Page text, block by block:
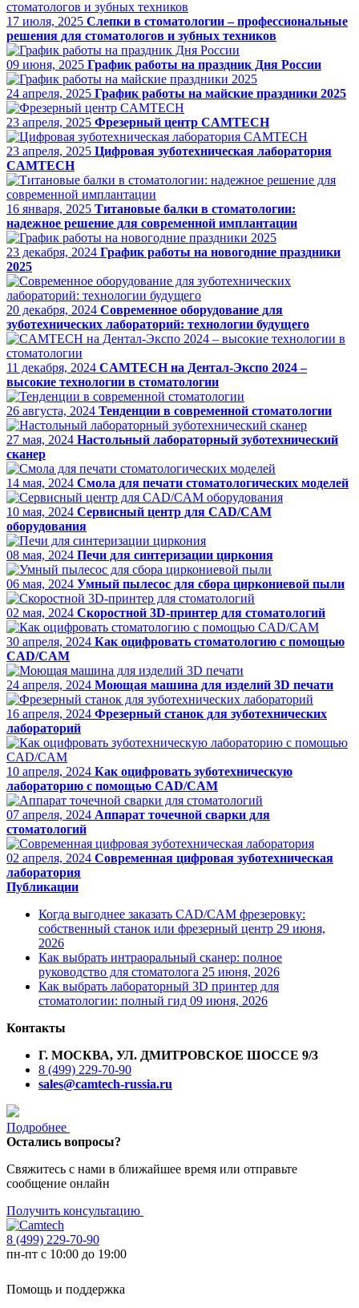
17 июля, 2025 Слепки в стоматологии – профессиональные
решения для стоматологов и зубных техников
09 июня, 2025 График работы на праздник Дня России
24 апреля, 2025 График работы на майские праздники 2025
23 апреля, 2025 Фрезерный центр CAMTECH
23 апреля, 2025 Цифровая зуботехническая лаборатория
CAMTECH
16 января, 2025 Титановые балки в стоматологии:
надежное решение для современной имплантации
23 декабря, 2024 График работы на новогодние праздники
2025
20 декабря, 2024 Современное оборудование для
зуботехнических лабораторий: технологии будущего
11 декабря, 2024 CAMTECH на Дентал-Экспо 2024 –
высокие технологии в стоматологии
26 августа, 2024 Тенденции в современной стоматологии
27 мая, 2024 Настольный лабораторный зуботехнический
сканер
14 мая, 2024 Смола для печати стоматологических моделей
10 мая, 2024 Сервисный центр для CAD/CAM
оборудования
08 мая, 2024 Печи для синтеризации циркония
06 мая, 2024 Умный пылесос для сбора циркониевой пыли
02 мая, 2024 Скоростной 3D-принтер для стоматологий
30 апреля, 2024 Как оцифровать стоматологию с помощью
CAD/CAM
24 апреля, 2024 Моющая машина для изделий 3D печати
16 апреля, 2024 Фрезерный станок для зуботехнических
лабораторий
10 апреля, 2024 Как оцифровать зуботехническую
лабораторию с помощью CAD/CAM
07 апреля, 2024 Аппарат точечной сварки для
стоматологий
02 апреля, 2024 Современная цифровая зуботехническая
лаборатория
Публикации
Когда выгоднее заказать CAD/CAM фрезеровку:
собственный станок или фрезерный центр 29 июня,
2026
Как выбрать интраоральный сканер: полное
руководство для стоматолога 25 июня, 2026
Как выбрать лабораторный 3D принтер для
стоматологии: полный гид 09 июня, 2026
Контакты
Г. МОСКВА, УЛ. ДМИТРОВСКОЕ ШОССЕ 9/3
8 (499) 229-70-90
sales@camtech-russia.ru
Подробнее
Остались вопросы?
Свяжитесь с нами в ближайшее время или отправьте
сообщение онлайн
Получить консультацию
8 (499) 229-70-90
пн-пт с 10:00 до 19:00
Помощь и поддержка